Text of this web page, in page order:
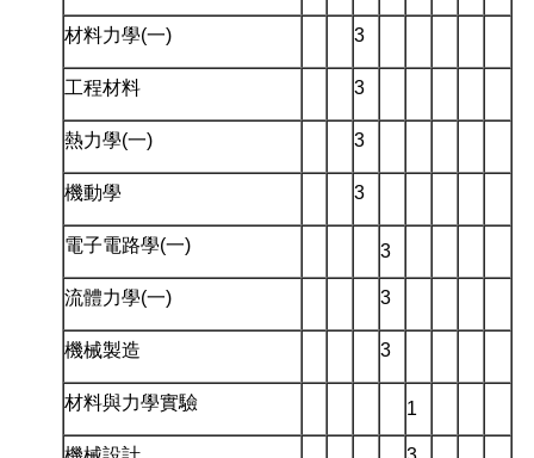
材料力學(一) 3
工程材料 3
熱力學(一) 3
機動學 3
電子電路學(一) 3
流體力學(一) 3
機械製造 3
材料與力學實驗 1